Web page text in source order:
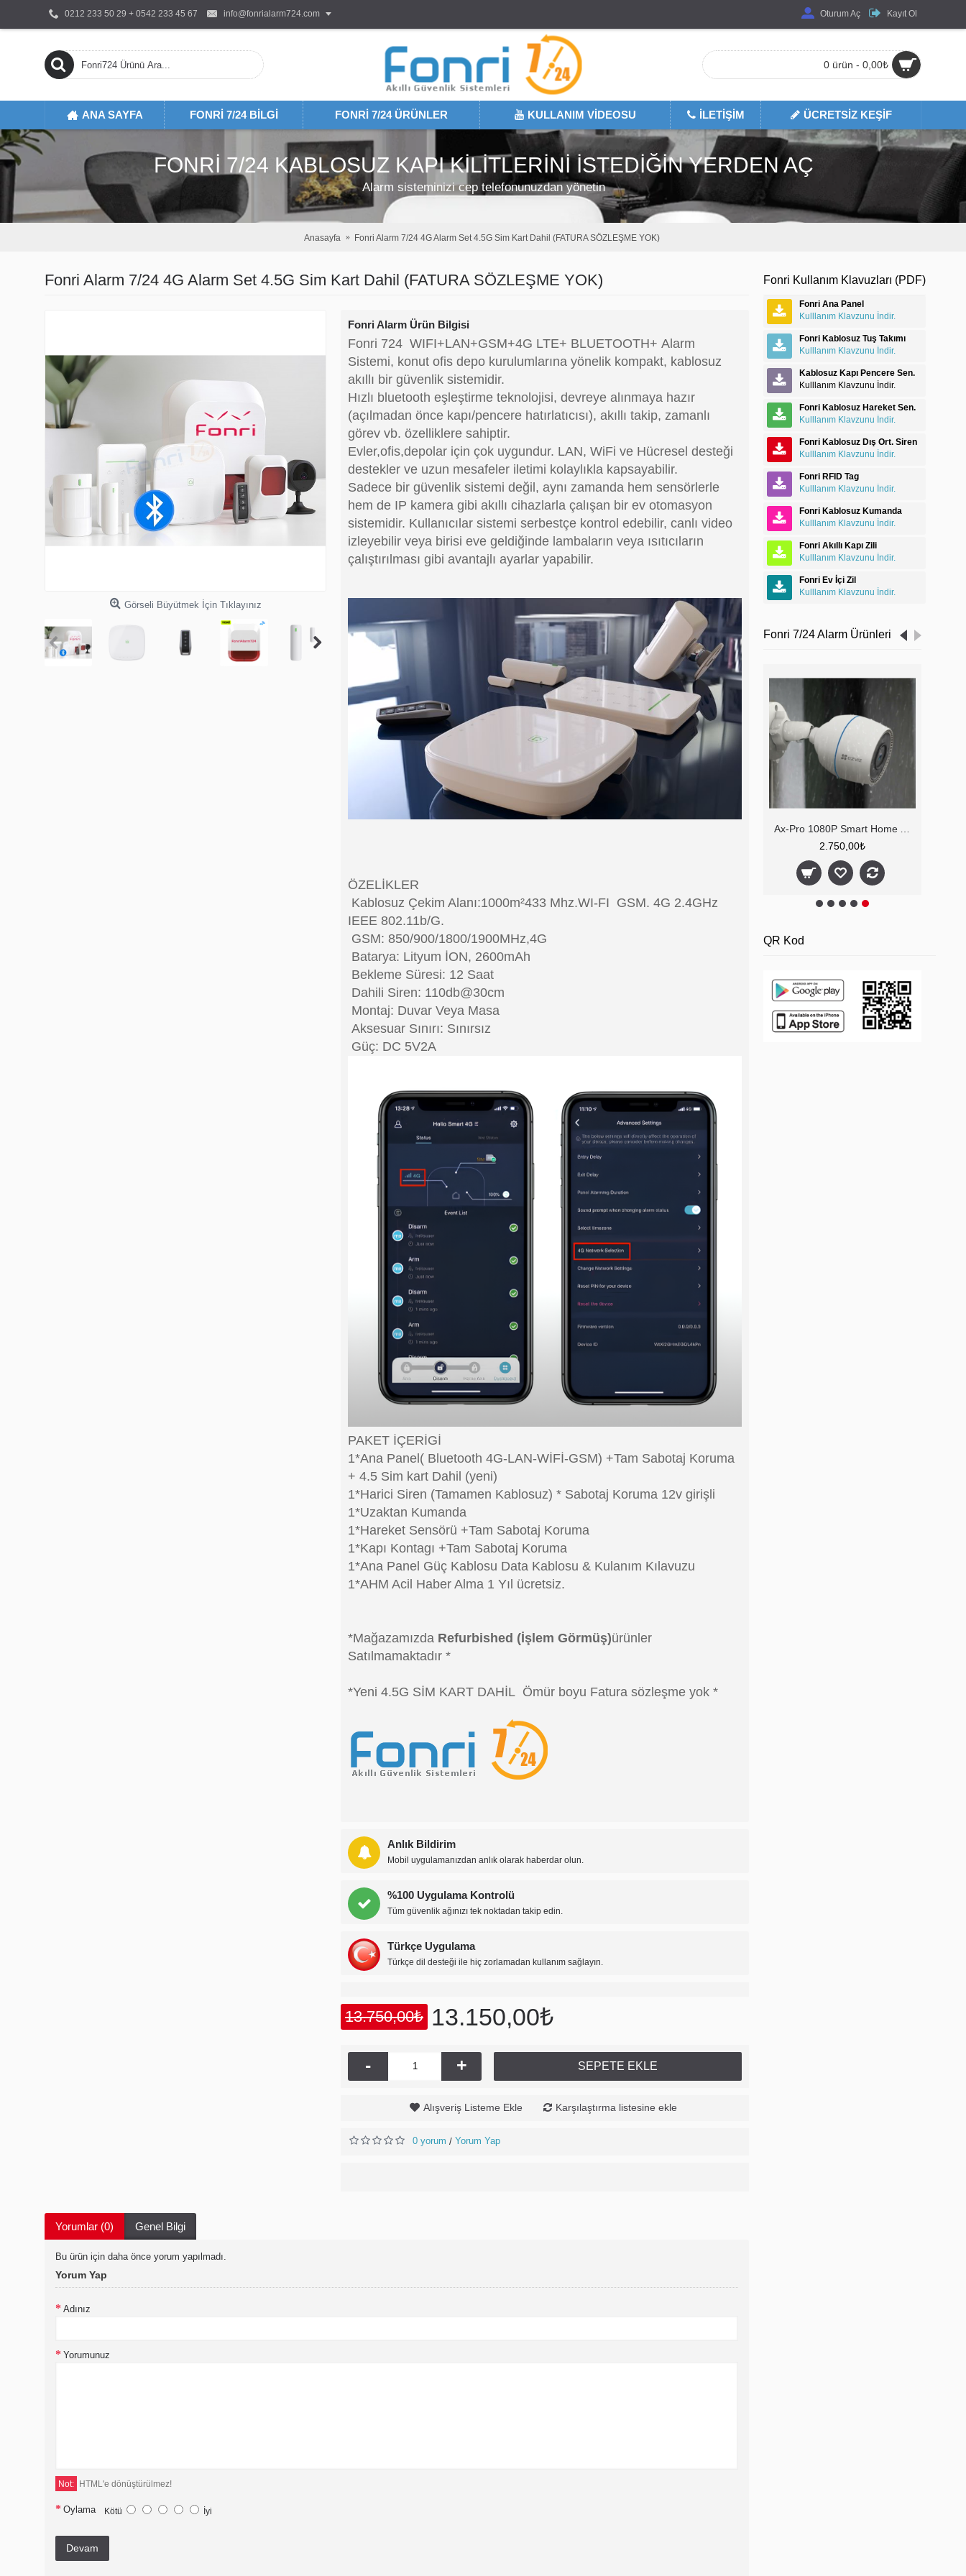
0212 233 50 29 + 0542 233 45 67 info@fonrialarm724.com Oturum Aç Kayıt Ol
0 ürün - 0,00₺
ANA SAYFA FONRI 7/24 BILGI FONRI 7/24 ÜRÜNLER KULLANIM VIDEOSU İLETIŞIM ÜCRETSIZ KEŞIF
FONRI 7/24 KABLOSUZ KAPI KILITLERINI İSTEDIĞIN YERDEN AÇ
Alarm sisteminizi cep telefonunuzdan yönetin
Anasayfa Fonri Alarm 7/24 4G Alarm Set 4.5G Sim Kart Dahil (FATURA SÖZLEŞME YOK)
Fonri Kullanım Klavuzları (PDF)
Fonri Ana Panel
Kulllanım Klavzunu İndir.
Fonri Kablosuz Tuş Takımı
Kulllanım Klavzunu İndir.
Kablosuz Kapı Pencere Sen.
Kulllanım Klavzunu İndir.
Fonri Kablosuz Hareket Sen.
Kulllanım Klavzunu İndir.
Fonri Kablosuz Dış Ort. Siren
Kulllanım Klavzunu İndir.
Fonri RFID Tag
Kulllanım Klavzunu İndir.
Fonri Kablosuz Kumanda
Kulllanım Klavzunu İndir.
Fonri Akıllı Kapı Zili
Kulllanım Klavzunu İndir.
Fonri Ev İçi Zil
Kulllanım Klavzunu İndir.
Fonri 7/24 Alarm Ürünleri
2.750,00₺
QR Kod
Fonri Alarm 7/24 4G Alarm Set 4.5G Sim Kart Dahil (FATURA SÖZLEŞME YOK)
Görseli Büyütmek İçin Tıklayınız
Fonri Alarm Ürün Bilgisi
Fonri 724 WIFI+LAN+GSM+4G LTE+ BLUETOOTH+ Alarm
Sistemi, konut ofis depo kurulumlarına yönelik kompakt, kablosuz
akıllı bir güvenlik sistemidir.
Hızlı bluetooth eşleştirme teknolojisi, devreye alınmaya hazır
(açılmadan önce kapı/pencere hatırlatıcısı), akıllı takip, zamanlı
görev vb. özelliklere sahiptir.
Evler,ofis,depolar için çok uygundur. LAN, WiFi ve Hücresel desteği
destekler ve uzun mesafeler iletimi kolaylıkla kapsayabilir.
Sadece bir güvenlik sistemi değil, aynı zamanda hem sensörlerle
hem de IP kamera gibi akıllı cihazlarla çalışan bir ev otomasyon
sistemidir. Kullanıcılar sistemi serbestçe kontrol edebilir, canlı video
izleyebilir veya birisi eve geldiğinde lambaların veya ısıtıcıların
çalıştırılması gibi avantajlı ayarlar yapabilir.
ÖZELİKLER
Kablosuz Çekim Alanı:1000m²433 Mhz.WI-FI GSM. 4G 2.4GHz
IEEE 802.11b/G.
GSM: 850/900/1800/1900MHz,4G
Batarya: Lityum İON, 2600mAh
Bekleme Süresi: 12 Saat
Dahili Siren: 110db@30cm
Montaj: Duvar Veya Masa
Aksesuar Sınırı: Sınırsız
Güç: DC 5V2A
PAKET İÇERİGİ
1*Ana Panel( Bluetooth 4G-LAN-WİFİ-GSM) +Tam Sabotaj Koruma
+ 4.5 Sim kart Dahil (yeni)
1*Harici Siren (Tamamen Kablosuz) * Sabotaj Koruma 12v girişli
1*Uzaktan Kumanda
1*Hareket Sensörü +Tam Sabotaj Koruma
1*Kapı Kontagı +Tam Sabotaj Koruma
1*Ana Panel Güç Kablosu Data Kablosu & Kulanım Kılavuzu
1*AHM Acil Haber Alma 1 Yıl ücretsiz.
*Mağazamızda Refurbished (İşlem Görmüş)ürünler
Satılmamaktadır *
*Yeni 4.5G SİM KART DAHİL Ömür boyu Fatura sözleşme yok *
Anlık Bildirim
Mobil uygulamanızdan anlık olarak haberdar olun.
%100 Uygulama Kontrolü
Tüm güvenlik ağınızı tek noktadan takip edin.
Türkçe Uygulama
Türkçe dil desteği ile hiç zorlamadan kullanım sağlayın.
13.750,00₺ 13.150,00₺
- + SEPETE EKLE
Alışveriş Listeme Ekle Karşılaştırma listesine ekle
0 yorum / Yorum Yap
Yorumlar (0) Genel Bilgi
Bu ürün için daha önce yorum yapılmadı.
Yorum Yap
Adınız
Yorumunuz
Not: HTML'e dönüştürülmez!
OylamaKötü İyi
Devam